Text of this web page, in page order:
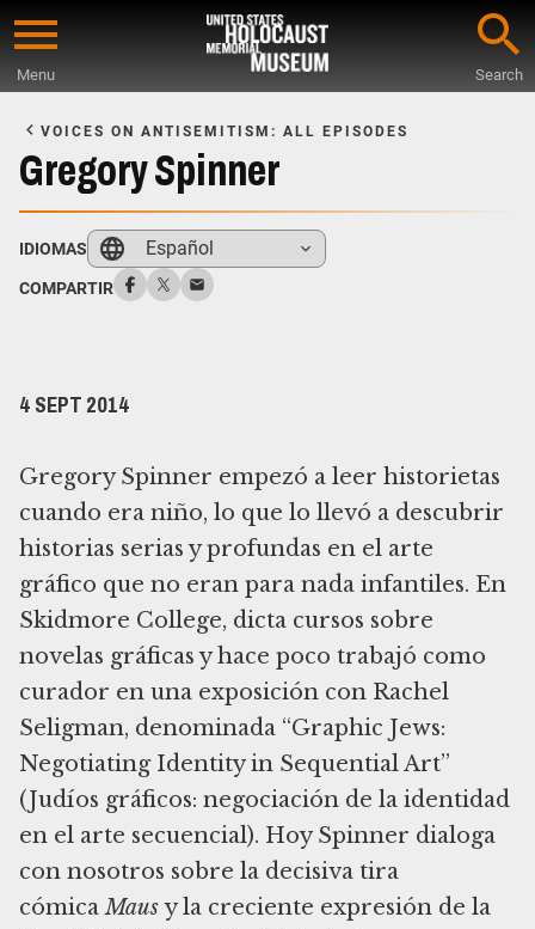
Skip
content
Menu Search
Main
Content
VOICES ON ANTISEMITISM: ALL EPISODES
Gregory Spinner
IDIOMAS Español
COMPARTIR
4 SEPT 2014
Gregory Spinner empezó a leer historietas
cuando era niño, lo que lo llevó a descubrir
historias serias y profundas en el arte
gráfico que no eran para nada infantiles. En
Skidmore College, dicta cursos sobre
novelas gráficas y hace poco trabajó como
curador en una exposición con Rachel
Seligman, denominada “Graphic Jews:
Negotiating Identity in Sequential Art”
(Judíos gráficos: negociación de la identidad
en el arte secuencial). Hoy Spinner dialoga
con nosotros sobre la decisiva tira
cómicaMausy la creciente expresión de la